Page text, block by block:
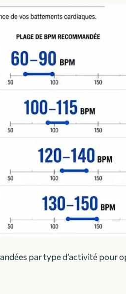
par type d’activité pour